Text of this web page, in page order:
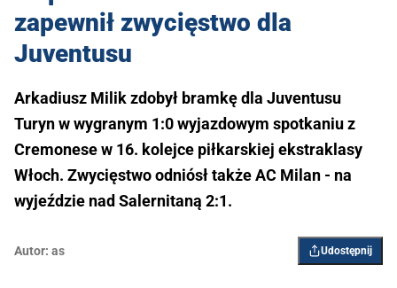
zapewnił zwycięstwo dla
Juventusu
Arkadiusz Milik zdobył bramkę dla Juventusu
Turyn w wygranym 1:0 wyjazdowym spotkaniu z
Cremonese w 16. kolejce piłkarskiej ekstraklasy
Włoch. Zwycięstwo odniósł także AC Milan - na
wyjeździe nad Salernitaną 2:1.
Autor: as Udostępnij